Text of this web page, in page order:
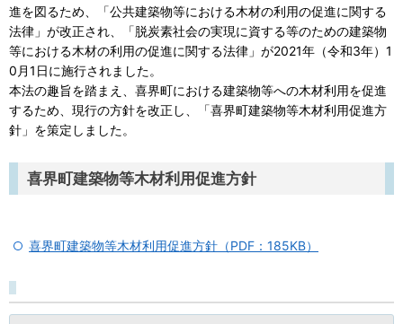
進を図るため、「公共建築物等における木材の利用の促進に関する
法律」が改正され、「脱炭素社会の実現に資する等のための建築物
等における木材の利用の促進に関する法律」が2021年（令和3年）1
0月1日に施行されました。
本法の趣旨を踏まえ、喜界町における建築物等への木材利用を促進
するため、現行の方針を改正し、「喜界町建築物等木材利用促進方
針」を策定しました。
喜界町建築物等木材利用促進方針
喜界町建築物等木材利用促進方針（PDF：185KB）